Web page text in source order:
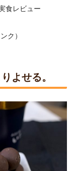
食レビュー
ク）
よせる。